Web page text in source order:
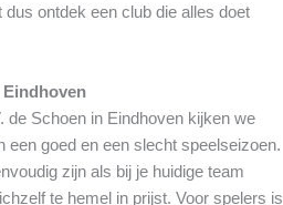
dus ontdek een club die alles doet
Eindhoven
de Schoen in Eindhoven kijken we
goed en een slecht speelseizoen.
zijn als bij je huidige team
te hemel in prijst. Voor spelers is